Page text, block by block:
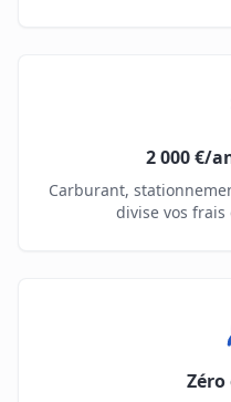
2 000 €/
Carburant,
divise vos